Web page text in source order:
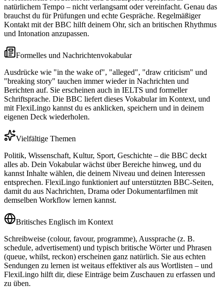
natürlichem Tempo – nicht verlangsamt oder vereinfacht. Genau das
brauchst du für Prüfungen und echte Gespräche. Regelmäßiger
Kontakt mit der BBC hilft deinem Ohr, sich an britischen Rhythmus
und Intonation anzupassen.
Formelles und Nachrichtenvokabular
Ausdrücke wie "in the wake of", "alleged", "draw criticism" und
"breaking story" tauchen immer wieder in Nachrichten und
Berichten auf. Sie erscheinen auch in IELTS und formeller
Schriftsprache. Die BBC liefert dieses Vokabular im Kontext, und
mit FlexiLingo kannst du es anklicken, speichern und in deinem
eigenen Deck wiederholen.
Vielfältige Themen
Politik, Wissenschaft, Kultur, Sport, Geschichte – die BBC deckt
alles ab. Dein Vokabular wächst über Bereiche hinweg, und du
kannst Inhalte wählen, die deinem Niveau und deinen Interessen
entsprechen. FlexiLingo funktioniert auf unterstützten BBC-Seiten,
damit du aus Nachrichten, Drama oder Dokumentarfilmen mit
demselben Workflow lernen kannst.
Britisches Englisch im Kontext
Schreibweise (colour, favour, programme), Aussprache (z. B.
schedule, advertisement) und typisch britische Wörter und Phrasen
(queue, whilst, reckon) erscheinen ganz natürlich. Sie aus echten
Sendungen zu lernen ist weitaus effektiver als aus Wortlisten – und
FlexiLingo hilft dir, diese Einträge beim Zuschauen zu erfassen und
zu üben.